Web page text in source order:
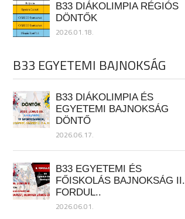
B33 DIÁKOLIMPIA RÉGIÓS
DÖNTŐK
2026.01.18.
B33 EGYETEMI BAJNOKSÁG
B33 DIÁKOLIMPIA ÉS
EGYETEMI BAJNOKSÁG
DÖNTŐ
2026.06.17.
B33 EGYETEMI ÉS
FŐISKOLÁS BAJNOKSÁG II.
FORDUL..
2026.06.01.